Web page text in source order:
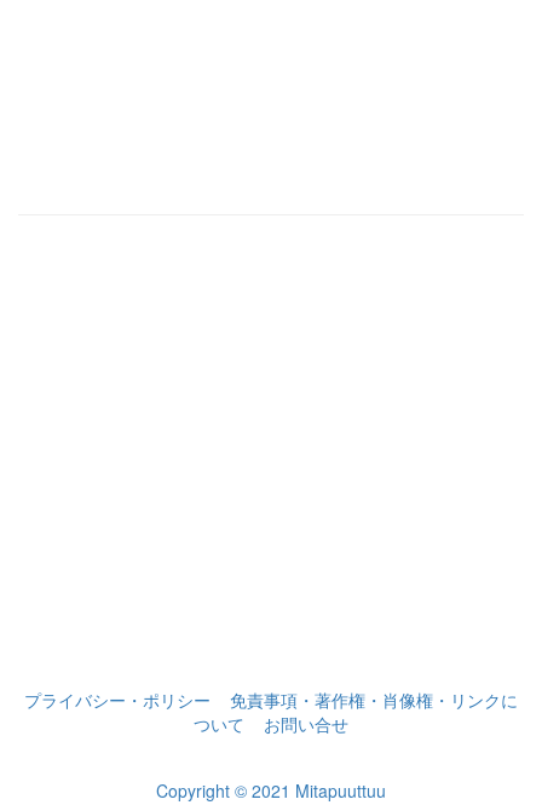
プライバシー・ポリシー
免責事項・著作権・肖像権・リンクに
ついて
お問い合せ
Copyright © 2021 Mitapuuttuu